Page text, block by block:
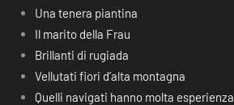
Una tenera piantina
Il marito della Frau
Brillanti di rugiada
Vellutati fiori d’alta montagna
Quelli navigati hanno molta esperienza